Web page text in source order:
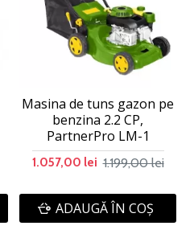
Masina de tuns gazon pe
benzina 2.2 CP,
PartnerPro LM-1
1.057,00 lei 1.199,00 lei
ADAUGĂ ÎN COŞ